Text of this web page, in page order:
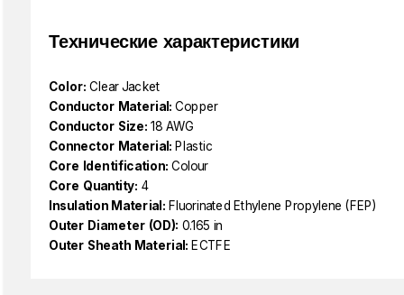
Технические характеристики
Color: Clear Jacket
Conductor Material: Copper
Conductor Size: 18 AWG
Connector Material: Plastic
Core Identification: Colour
Core Quantity: 4
Insulation Material: Fluorinated Ethylene Propylene (FEP)
Outer Diameter (OD): 0.165 in
Outer Sheath Material: ECTFE